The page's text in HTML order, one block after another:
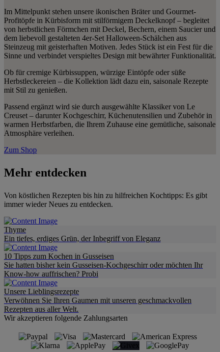
Im Mittelpunkt stehen unsere ikonischen Bräter und Gourmet-
Profitöpfe in Kürbisform mit stilförmigem Deckelknopf – begleitet
von herbstlichen Förmchen mit Deckel, Bechern, einem Saucier und
dem liebevoll gestalteten 4er-Set Halloween-Schälchen aus
Steinzeug mit geisterhaften Motiven. Jedes Stück ist ein Fest für die
Sinne und verbindet verspieltes Design mit bewährter Funktionalität.
Ob für cremige Kürbissuppen, würzige Eintöpfe oder süße
Herbstleckereien – die Kollektion lädt dazu ein, saisonale Rezepte
mit Stil zu genießen.
Passend ergänzt wird sie durch ausgewählte Klassiker von Le
Creuset – darunter Kochgeschirr, Küchenutensilien und Zubehör in
warmen Herbstfarben, die Ihrem Zuhause eine gemütliche, saisonale
Atmosphäre verleihen.
Zum Shop
Mehr entdecken
Von köstlichen Rezepten bis hin zu hilfreichen Kochtipps: Es gibt
immer wieder Neues zu entdecken.
Thyme
Ein tiefes, erdiges Grün, der Inbegriff von Eleganz
10 Tipps zum Kochen in Gusseisen
Sie hatten bisher kein Gusseisen-Kochgeschirr oder möchten Ihr
Know-how auffrischen? Probi
Unsere Lieblingsrezepte
Verwöhnen Sie Ihren Gaumen mit unseren geschmackvollen
Rezepten aus aller Welt.
Wir akzeptieren folgende Zahlungsarten